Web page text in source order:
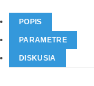
POPIS
PARAMETRE
DISKUSIA